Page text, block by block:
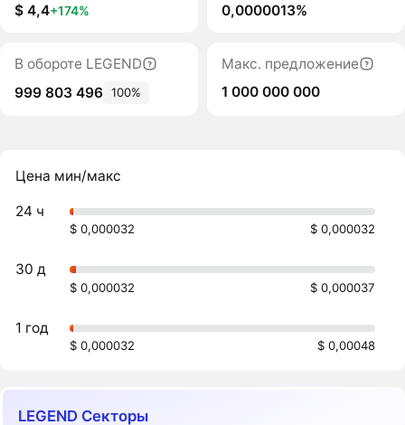
$ 4,4+174%
0,0000013%
В обороте LEGEND
999 803 496 100%
Макс. предложение
1 000 000 000
Цена мин/макс
24 ч
$ 0,000032 $ 0,000032
30 д
$ 0,000032 $ 0,000037
1 год
$ 0,000032 $ 0,00048
LEGEND Секторы